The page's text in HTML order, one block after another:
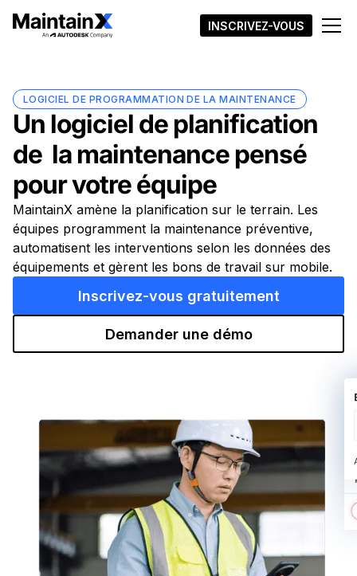
INSCRIVEZ-VOUS
LOGICIEL DE PROGRAMMATION DE LA MAINTENANCE
Un logiciel de planification
de la maintenance pensé
pour votre équipe
MaintainX amène la planification sur le terrain. Les
équipes programment la maintenance préventive,
automatisent les interventions selon les données des
équipements et gèrent les bons de travail sur mobile.
Inscrivez-vous gratuitement
Demander une démo